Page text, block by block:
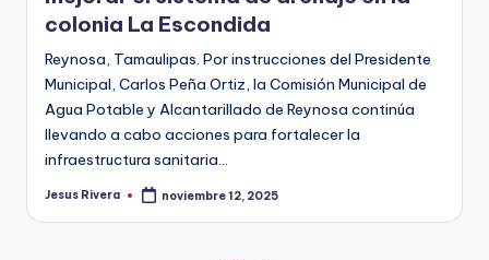
colonia La Escondida
Reynosa, Tamaulipas. Por instrucciones del Presidente
Municipal, Carlos Peña Ortiz, la Comisión Municipal de
Agua Potable y Alcantarillado de Reynosa continúa
llevando a cabo acciones para fortalecer la
infraestructura sanitaria…
Publicado
Jesus Rivera noviembre 12, 2025